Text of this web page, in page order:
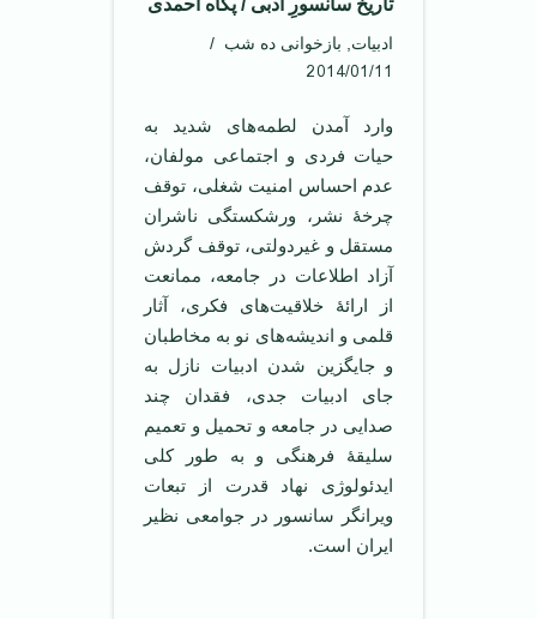
تاریخ سانسورِ ادبی / پگاه احمدی
ادبیات, بازخوانی ده شب
2014/01/11
وارد آمدن لطمه‌های شدید به
حیات فردی و اجتماعی مولفان،
عدم احساس امنیت شغلی، توقف
چرخۀ نشر، ورشکستگی ناشران
مستقل و غیردولتی، توقف گردش
آزاد اطلاعات در جامعه، ممانعت
از ارائۀ خلاقیت‌های فکری، آثار
قلمی و اندیشه‌های نو به مخاطبان
و جایگزین شدن ادبیات نازل به
جای ادبیات جدی، فقدان چند
صدایی در جامعه و تحمیل و تعمیم
سلیقۀ فرهنگی و به طور کلی
ایدئولوژی نهاد قدرت از تبعات
ویرانگر سانسور در جوامعی نظیر
ایران است.